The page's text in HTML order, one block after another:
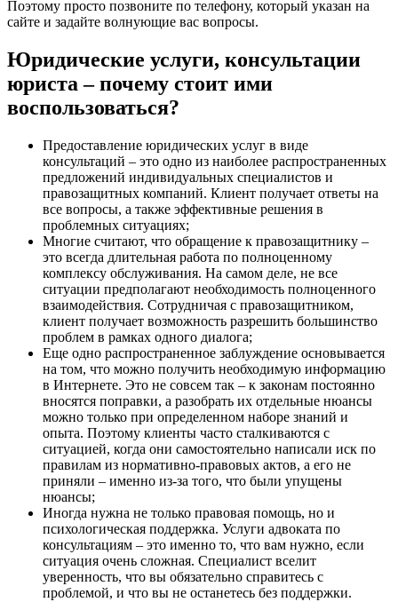
Поэтому просто позвоните по телефону, который указан на
сайте и задайте волнующие вас вопросы.
Юридические услуги, консультации
юриста – почему стоит ими
воспользоваться?
Предоставление юридических услуг в виде
консультаций – это одно из наиболее распространенных
предложений индивидуальных специалистов и
правозащитных компаний. Клиент получает ответы на
все вопросы, а также эффективные решения в
проблемных ситуациях;
Многие считают, что обращение к правозащитнику –
это всегда длительная работа по полноценному
комплексу обслуживания. На самом деле, не все
ситуации предполагают необходимость полноценного
взаимодействия. Сотрудничая с правозащитником,
клиент получает возможность разрешить большинство
проблем в рамках одного диалога;
Еще одно распространенное заблуждение основывается
на том, что можно получить необходимую информацию
в Интернете. Это не совсем так – к законам постоянно
вносятся поправки, а разобрать их отдельные нюансы
можно только при определенном наборе знаний и
опыта. Поэтому клиенты часто сталкиваются с
ситуацией, когда они самостоятельно написали иск по
правилам из нормативно-правовых актов, а его не
приняли – именно из-за того, что были упущены
нюансы;
Иногда нужна не только правовая помощь, но и
психологическая поддержка. Услуги адвоката по
консультациям – это именно то, что вам нужно, если
ситуация очень сложная. Специалист вселит
уверенность, что вы обязательно справитесь с
проблемой, и что вы не останетесь без поддержки.